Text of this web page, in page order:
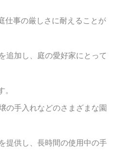
仕事の厳しさに耐えることが
追加し、庭の愛好家にとって
。
の手入れなどのさまざまな園
提供し、長時間の使用中の手